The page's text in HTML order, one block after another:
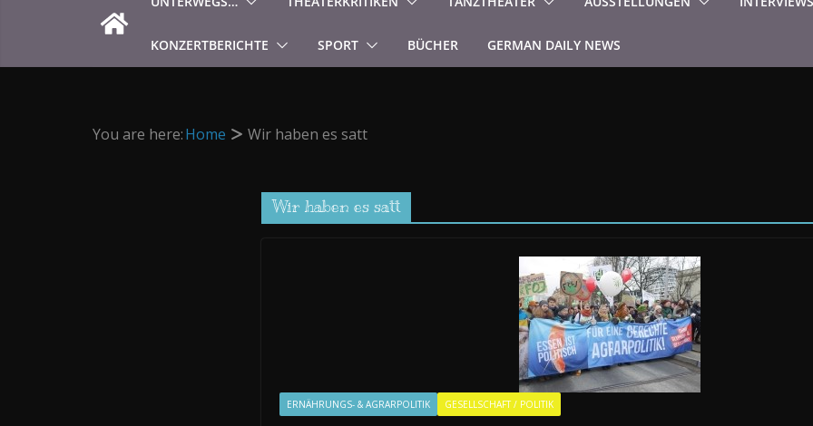
KONZERTBERICHTE SPORT BÜCHER GERMAN DAILY NEWS
You are here:Home Wir haben es satt
Wir haben es satt
ERNÄHRUNGS- & AGRARPOLITIK GESELLSCHAFT / POLITIK